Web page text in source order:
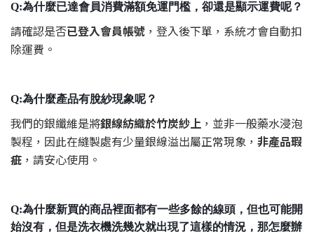
Q:為什麼已達會員消費滿額免運門檻，卻還是顯示運費呢？
請確認是否已登入會員帳號 ，登入後下單，系統才會自動扣
除運費。
Q:為什麼產品有脫紗現象呢？
我們的銀纖維是將銀線紡織於竹炭紗上 ，並非一般藥水浸泡
製程，因此在縫製處有少量銀線溢出屬正常現象， 非產品瑕
疵 ，請安心使用。
Q:為什麼新買的商品裡面都有一些多餘的線頭，但也可能開
始沒有，但是洗衣機洗幾次就出現了這樣的情況，那怎麼辦